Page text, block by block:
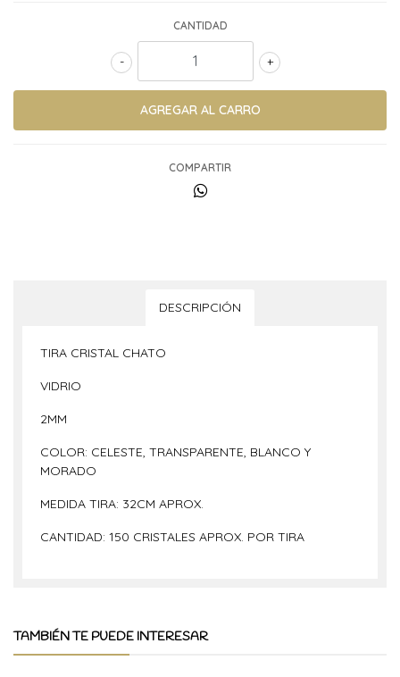
CANTIDAD
+
-
COMPARTIR
DESCRIPCIÓN
TIRA CRISTAL CHATO
VIDRIO
2MM
COLOR: CELESTE, TRANSPARENTE, BLANCO Y
MORADO
MEDIDA TIRA: 32CM APROX.
CANTIDAD: 150 CRISTALES APROX. POR TIRA
TAMBIÉN TE PUEDE INTERESAR